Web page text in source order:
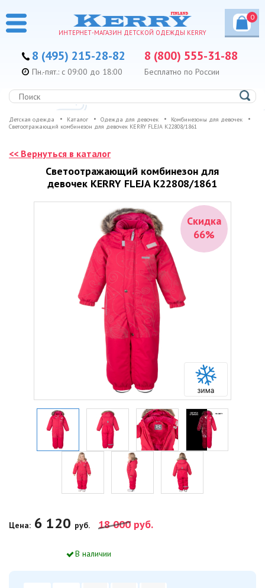
ИНТЕРНЕТ-МАГАЗИН ДЕТСКОЙ ОДЕЖДЫ KERRY
0
8 (495) 215-28-82 8 (800) 555-31-88
Бесплатно по России
Пн.-пят.: с 09:00 до 18:00
Детская одежда Каталог Одежда для девочек
Комбинезоны для девочек
Светоотражающий комбинезон для девочек KERRY FLEJA K22808/1861
<< Вернуться в каталог
Светоотражающий комбинезон для
девочек KERRY FLEJA K22808/1861
Скидка
66%
Цена: 6 120 руб. 18 000 руб.
В наличии